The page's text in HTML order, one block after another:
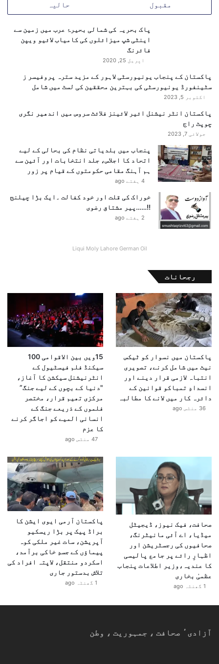
انداز میں لطف اندوز ہو سکیں۔
مقبول حالیہ
پاک بحریہ کی شمالی بحیرۂ عرب میں زمین سے
اینٹی شپ میزائلوں کی کامیاب لائیو ویپن
فائرنگ
اپریل 25, 2020
پاکستان کے پنجاب یونیورسٹی لاہور کے مزید سترہ پروفیسر ز
سٹینفورڈ یونیورسٹی کی بہترین محققین کی لسٹ میں شامل
اکتوبر 5, 2023
پاکستان انٹر نیشنل ائیر لائینز فلائٹ سروس میں اندھیر نگری
چوپٹ راج
جولائی 7, 2023
پنجاب میں بلدیاتی نظام کی بحالی کے لیے
اتحاد کا اجلاس، جلد انتخابات اور آئین سے
ہم آہنگ مقامی حکومتوں کے قیام پر زور
4 ہفتے ago
خوراک کی قلت اور خود کفالت ۔ایک بڑا چیلنج
!!……پیر مشتاق رضوی
2 ہفتے ago
Liqui Moly Lahore German Oil
رجحانات
پاکستان میں نسوار کو ٹیکس
نیٹ میں شامل کرنے، تصویری
انتباہ لازمی قرار دینے اور
انسدادِ تمباکو قوانین کے
دائرہ کار میں لانے کا مطالبہ
36 منٹس ago
15ویں بین الاقوامی 100
سیکنڈ فلم فیسٹیول کے
انٹرنیشنل سیکشن کا آغاز،
"دنیا کے بچوں کے لیے جنگ”
مرکزی تھیم قرار، مختصر
فلموں کے ذریعے جنگ کے
انسانی المیے کو اجاگر کرنے
کا عزم
47 منٹس ago
صحافت، فیک نیوز، ڈیجیٹل
میڈیا، اے آئی مانیٹرنگ،
صحافیوں کی رجسٹریشن اور
اظہارِ رائے پر جامع پالیسی
کا عندیہ،وزیر اطلاعات پنجاب
عظمیٰ بخاری
1 گھنٹہ ago
پاکستان آرمی ایوی ایشن کا
براڈ پیک پر بڑا ریسکیو
آپریشن، سات غیر ملکی کوہ
پیماؤں کے جسدِ خاکی برآمد،
اسکردو منتقل، لاپتہ افراد کی
تلاش بدستور جاری
1 گھنٹہ ago
آزادیٴ صحافت ، جمہوریت ، وطن